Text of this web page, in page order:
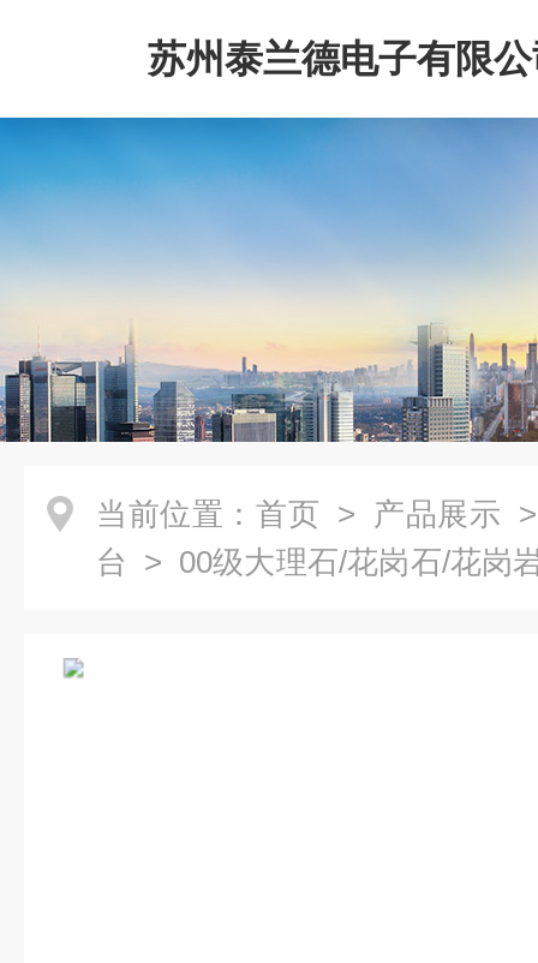
苏州泰兰德电子有限
当前位置： 首页 > 产品展示
台 > 00级大理石/花岗石/花岗